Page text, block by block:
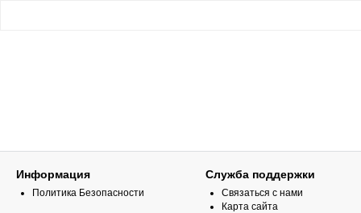
Информация
Политика Безопасности
Служба поддержки
Связаться с нами
Карта сайта